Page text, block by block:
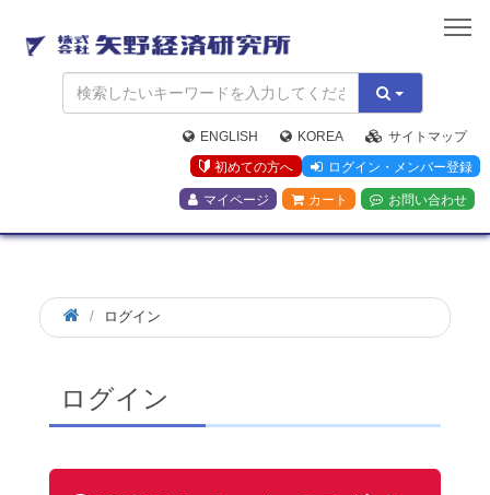
矢
野
経
済
研
究
所
ENGLISH KOREA
サイトマップ
初めての方へ
ログイン・メンバー登録
マイページ カート お問い合わせ
ログイン
ログイン